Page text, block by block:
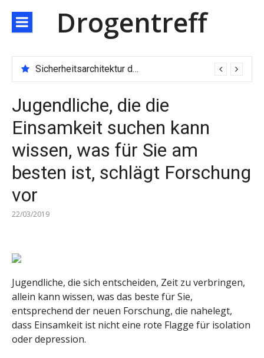
zum
Inhalt
Drogentreff
Sicherheitsarchitektur der nächsten Generation: JARXE kombiniert Multi-Wallet und MPC als Schutzschild für digitales Vertrauen
Jugendliche, die die
Einsamkeit suchen kann
wissen, was für Sie am
besten ist, schlägt Forschung
vor
22/03/2019
Jugendliche, die sich entscheiden, Zeit zu verbringen,
allein kann wissen, was das beste für Sie,
entsprechend der neuen Forschung, die nahelegt,
dass Einsamkeit ist nicht eine rote Flagge für isolation
oder depression.